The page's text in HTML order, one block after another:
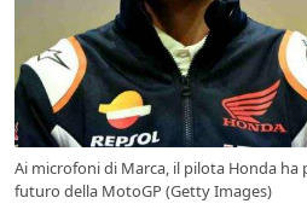
Ai microfoni di Marca, il pilota Honda ha
futuro della MotoGP (Getty Images)